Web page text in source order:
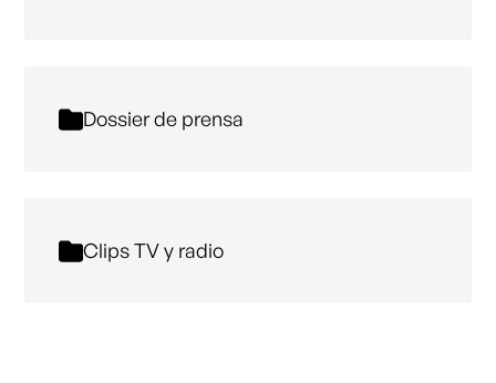
Dossier de prensa
Clips TV y radio